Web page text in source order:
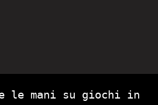
le mani su giochi in